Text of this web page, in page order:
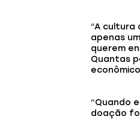
“A cultura
apenas
querem
Quantas
“Quando
doação